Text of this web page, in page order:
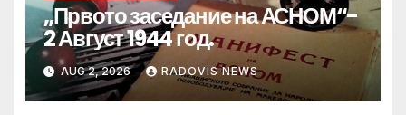
„Првото заседание на АСНОМ“-
2 Август 1944 год.
AUG 2, 2026 RADOVIS NEWS